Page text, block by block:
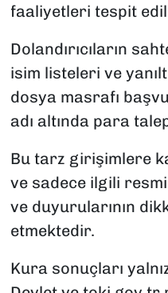
faaliyetleri tespit
Dolandırıcıların
isim listeleri ve
dosya masrafı
adı altında para
Bu tarz girişimlere
ve sadece ilgili
ve duyurularının
etmektedir.
Kura sonuçları